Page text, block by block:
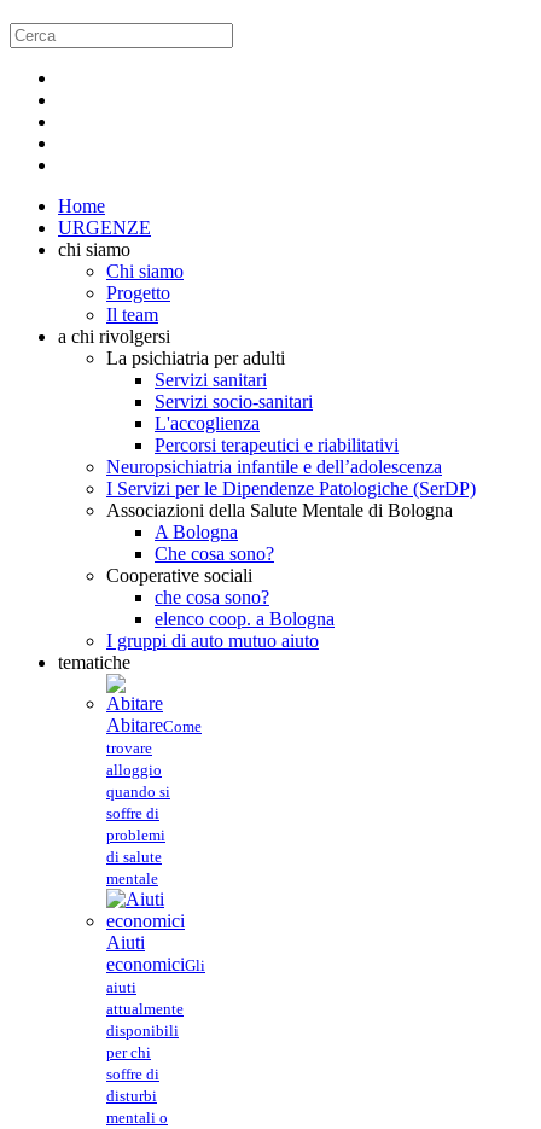
Home
URGENZE
chi siamo
Chi siamo
Progetto
Il team
a chi rivolgersi
La psichiatria per adulti
Servizi sanitari
Servizi socio-sanitari
L'accoglienza
Percorsi terapeutici e riabilitativi
Neuropsichiatria infantile e dell’adolescenza
I Servizi per le Dipendenze Patologiche (SerDP)
Associazioni della Salute Mentale di Bologna
A Bologna
Che cosa sono?
Cooperative sociali
che cosa sono?
elenco coop. a Bologna
I gruppi di auto mutuo aiuto
tematiche
AbitareCome
trovare
alloggio
quando si
soffre di
problemi
di salute
mentale
Aiuti
economiciGli
aiuti
attualmente
disponibili
per chi
soffre di
disturbi
mentali o